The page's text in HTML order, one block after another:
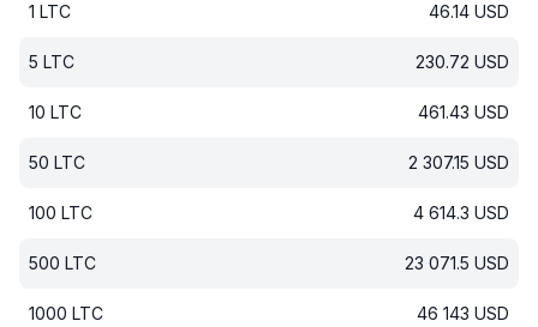
1 LTC 46.14 USD
5 LTC 230.72 USD
10 LTC 461.43 USD
50 LTC 2 307.15 USD
100 LTC 4 614.3 USD
500 LTC 23 071.5 USD
1000 LTC 46 143 USD